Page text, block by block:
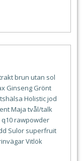
brun utan sol
Ginseng Grönt
Holisticjod
Maja tvål/talk
q10rawpowder
Sulor superfruit
Vitlök